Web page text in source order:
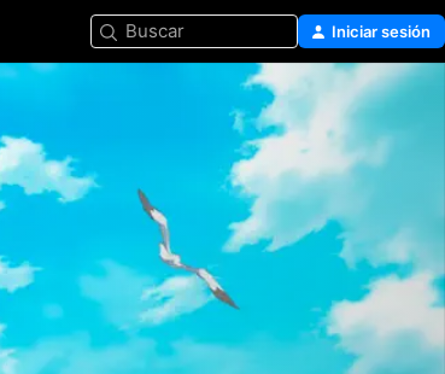
Buscar Iniciar sesión